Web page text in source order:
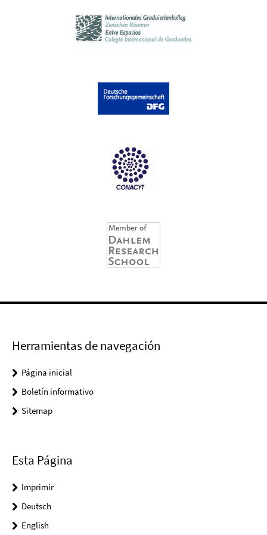
Herramientas de navegación
Página inicial
Boletín informativo
Sitemap
Esta Página
Imprimir
Deutsch
English